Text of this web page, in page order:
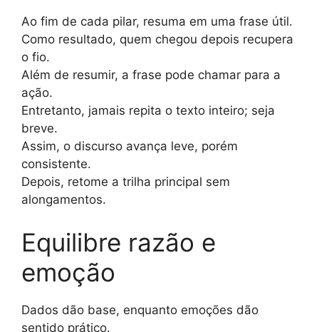
Ao fim de cada pilar, resuma em uma frase útil.
Como resultado, quem chegou depois recupera
o fio.
Além de resumir, a frase pode chamar para a
ação.
Entretanto, jamais repita o texto inteiro; seja
breve.
Assim, o discurso avança leve, porém
consistente.
Depois, retome a trilha principal sem
alongamentos.
Equilibre razão e
emoção
Dados dão base, enquanto emoções dão
sentido prático.